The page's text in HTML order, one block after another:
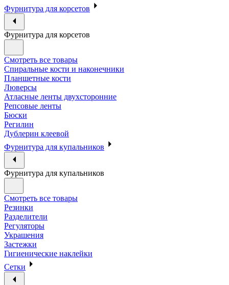
Фурнитура для корсетов
Фурнитура для корсетов
Смотреть все товары
Спиральные кости и наконечники
Планшетные кости
Люверсы
Атласные ленты двухсторонние
Репсовые ленты
Бюски
Регилин
Дублерин клеевой
Фурнитура для купальников
Фурнитура для купальников
Смотреть все товары
Резинки
Разделители
Регуляторы
Украшения
Застежки
Гигиенические наклейки
Сетки